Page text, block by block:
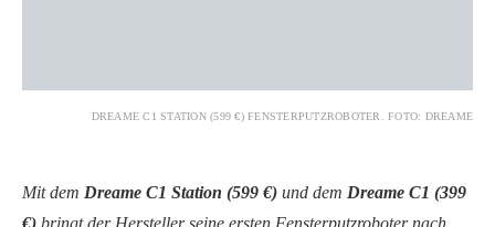
DREAME C1 STATION (599 €) FENSTERPUTZROBOTER. FOTO: DREAME
Mit dem Dreame C1 Station (599 €) und dem Dreame C1 (399
€) bringt der Hersteller seine ersten Fensterputzroboter nach